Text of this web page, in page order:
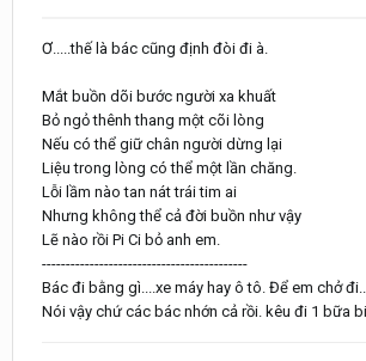
Ơ.....thế là bác cũng định đòi đi à.
Mắt buồn dõi bước người xa khuất
Bỏ ngỏ thênh thang một cõi lòng
Nếu có thể giữ chân người dừng lại
Liệu trong lòng có thể một lần chăng.
Lỗi lầm nào tan nát trái tim ai
Nhưng không thể cả đời buồn như vậy
Lẽ nào rồi Pi Ci bỏ anh em.
-------------------------------------------
Bác đi bằng gì....xe máy hay ô tô. Để em chở
Nói vậy chứ các bác nhớn cả rồi. kêu đi 1 bữa